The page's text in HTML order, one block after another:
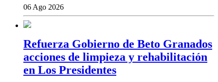
06 Ago 2026
Refuerza Gobierno de Beto Granados
acciones de limpieza y rehabilitación
en Los Presidentes